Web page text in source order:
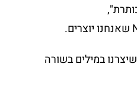
בנוסף נוכל לתאר את ה NFT שיצרנו במילים בשורה